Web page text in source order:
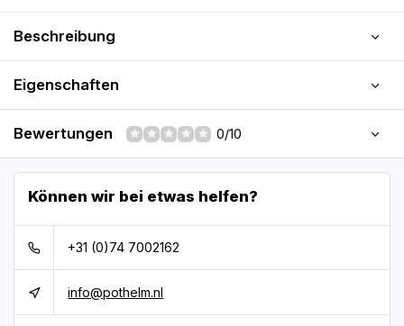
Beschreibung
Eigenschaften
Bewertungen 0/10
Können wir bei etwas helfen?
+31 (0)74 7002162
info@pothelm.nl